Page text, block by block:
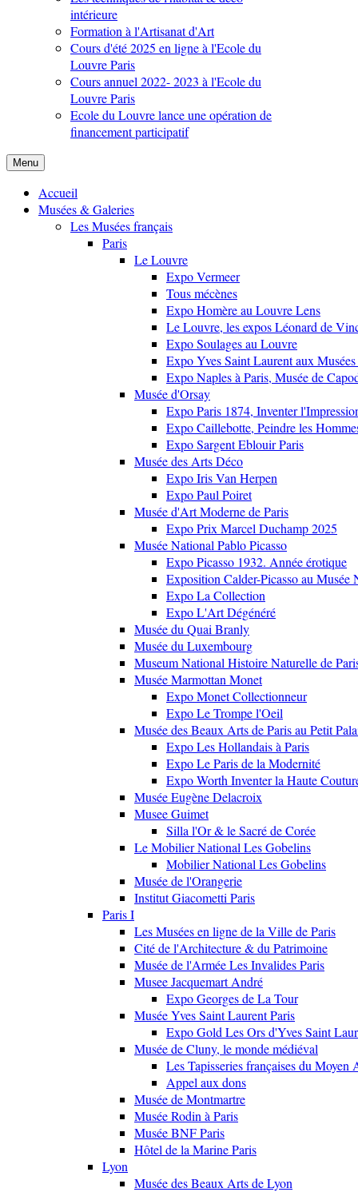
intérieure
Formation à l'Artisanat d'Art
Cours d'été 2025 en ligne à l'Ecole du
Louvre Paris
Cours annuel 2022- 2023 à l'Ecole du
Louvre Paris
Ecole du Louvre lance une opération de
financement participatif
Menu
Accueil
Musées & Galeries
Les Musées français
Paris
Le Louvre
Expo Vermeer
Tous mécènes
Expo Homère au Louvre Lens
Le Louvre, les expos Léonard de
Expo Soulages au Louvre
Expo Yves Saint Laurent aux
Expo Naples à Paris, Musée de
Musée d'Orsay
Expo Paris 1874, Inventer
Expo Caillebotte, Peindre les
Expo Sargent Eblouir Paris
Musée des Arts Déco
Expo Iris Van Herpen
Expo Paul Poiret
Musée d'Art Moderne de Paris
Expo Prix Marcel Duchamp 2025
Musée National Pablo Picasso
Expo Picasso 1932. Année érotique
Exposition Calder-Picasso au Musée
Expo La Collection
Expo L'Art Dégénéré
Musée du Quai Branly
Musée du Luxembourg
Museum National Histoire Naturelle de
Musée Marmottan Monet
Expo Monet Collectionneur
Expo Le Trompe l'Oeil
Musée des Beaux Arts de Paris au Petit
Expo Les Hollandais à Paris
Expo Le Paris de la Modernité
Expo Worth Inventer la Haute
Musée Eugène Delacroix
Musee Guimet
Silla l'Or & le Sacré de Corée
Le Mobilier National Les Gobelins
Mobilier National Les Gobelins
Musée de l'Orangerie
Institut Giacometti Paris
Paris I
Les Musées en ligne de la Ville de Paris
Cité de l'Architecture & du Patrimoine
Musée de l'Armée Les Invalides Paris
Musee Jacquemart André
Expo Georges de La Tour
Musée Yves Saint Laurent Paris
Expo Gold Les Ors d'Yves Saint
Musée de Cluny, le monde médiéval
Les Tapisseries françaises du Moyen
Appel aux dons
Musée de Montmartre
Musée Rodin à Paris
Musée BNF Paris
Hôtel de la Marine Paris
Lyon
Musée des Beaux Arts de Lyon